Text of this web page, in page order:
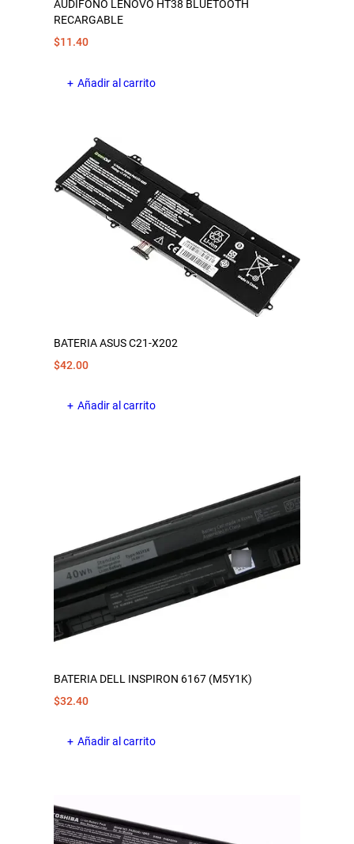
AUDIFONO LENOVO HT38 BLUETOOTH
RECARGABLE
$11.40
Añadir al carrito
BATERIA ASUS C21-X202
$42.00
Añadir al carrito
BATERIA DELL INSPIRON 6167 (M5Y1K)
$32.40
Añadir al carrito